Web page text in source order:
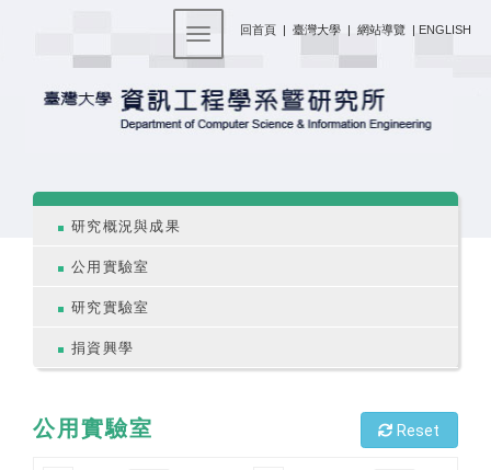
回首頁 | 臺灣大學 | 網站導覽 | ENGLISH
Toggle navigation
研究概況與成果
公用實驗室
研究實驗室
捐資興學
公用實驗室 Reset